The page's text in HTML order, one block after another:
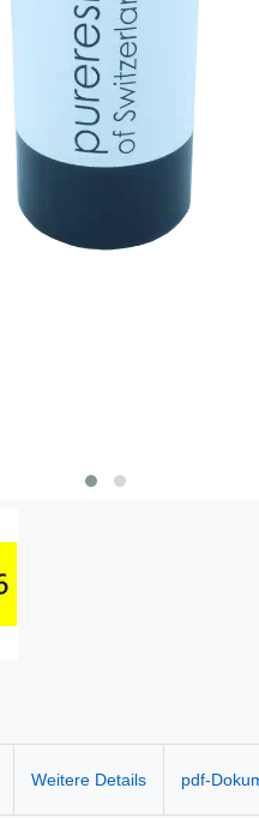
Weitere Details pdf-